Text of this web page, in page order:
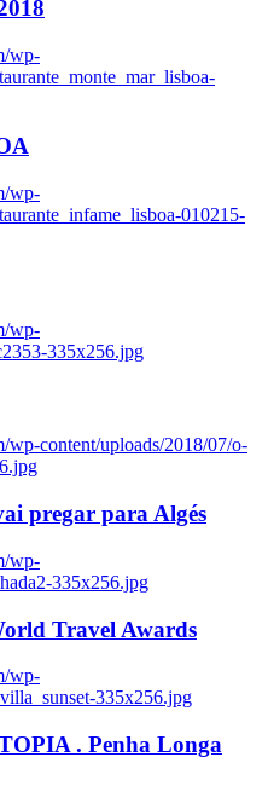
wp-
wp-
010215-
wp-
335x256.jpg
wp-content/uploads/2018/07/o-
pregar para Algés
wp-
335x256.jpg
Travel Awards
wp-
335x256.jpg
. Penha Longa